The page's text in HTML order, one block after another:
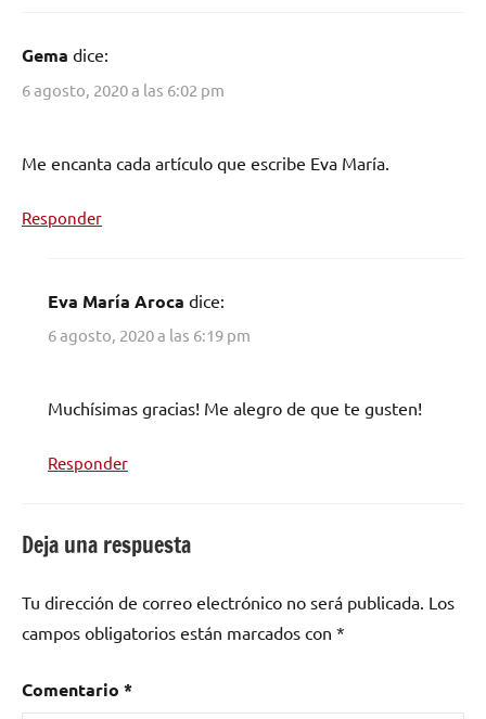
Gema dice:
6 agosto, 2020 a las 6:02 pm
Me encanta cada artículo que escribe Eva María.
Responder
Eva María Aroca dice:
6 agosto, 2020 a las 6:19 pm
Muchísimas gracias! Me alegro de que te gusten!
Responder
Deja una respuesta
Tu dirección de correo electrónico no será publicada. Los
campos obligatorios están marcados con *
Comentario *